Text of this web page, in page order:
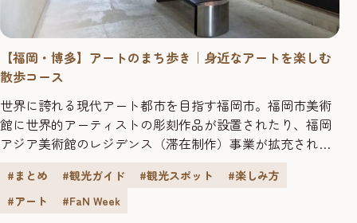
【福岡・博多】アートのまち歩き｜身近なアートを楽しむ
散歩コース
世界に誇れる現代アート都市を目指す福岡市。福岡市美術
館に世界的アーティストの彫刻作品が設置されたり、福岡
アジア美術館のレジデンス（滞在制作）事業が拡充された
すます活発になっています。一方で、街中を散策すれば、
ファッションやカルチャーとおして日常的にアートに触れ
#まとめ #観光ガイド #観光スポット
#楽しみ方
#アート
#FaN Week